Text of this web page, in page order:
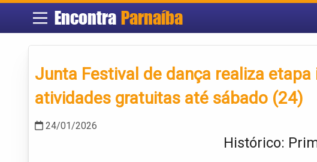
Encontra Parnaíba
Junta Festival de dança realiza
atividades gratuitas até sábado (24)
24/01/2026
Histórico: